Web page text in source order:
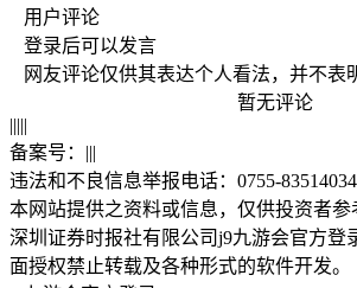
用户评论
登录后可以发言
网友评论仅供其表达个人看法，并不表
暂无评论
|||||
备案号： |||
违法和不良信息举报电话：0755-83514034
本网站提供之资料或信息，仅供投资者
深圳证券时报社有限公司j9九游会官方登
面授权禁止转载及各种形式的软件开发。